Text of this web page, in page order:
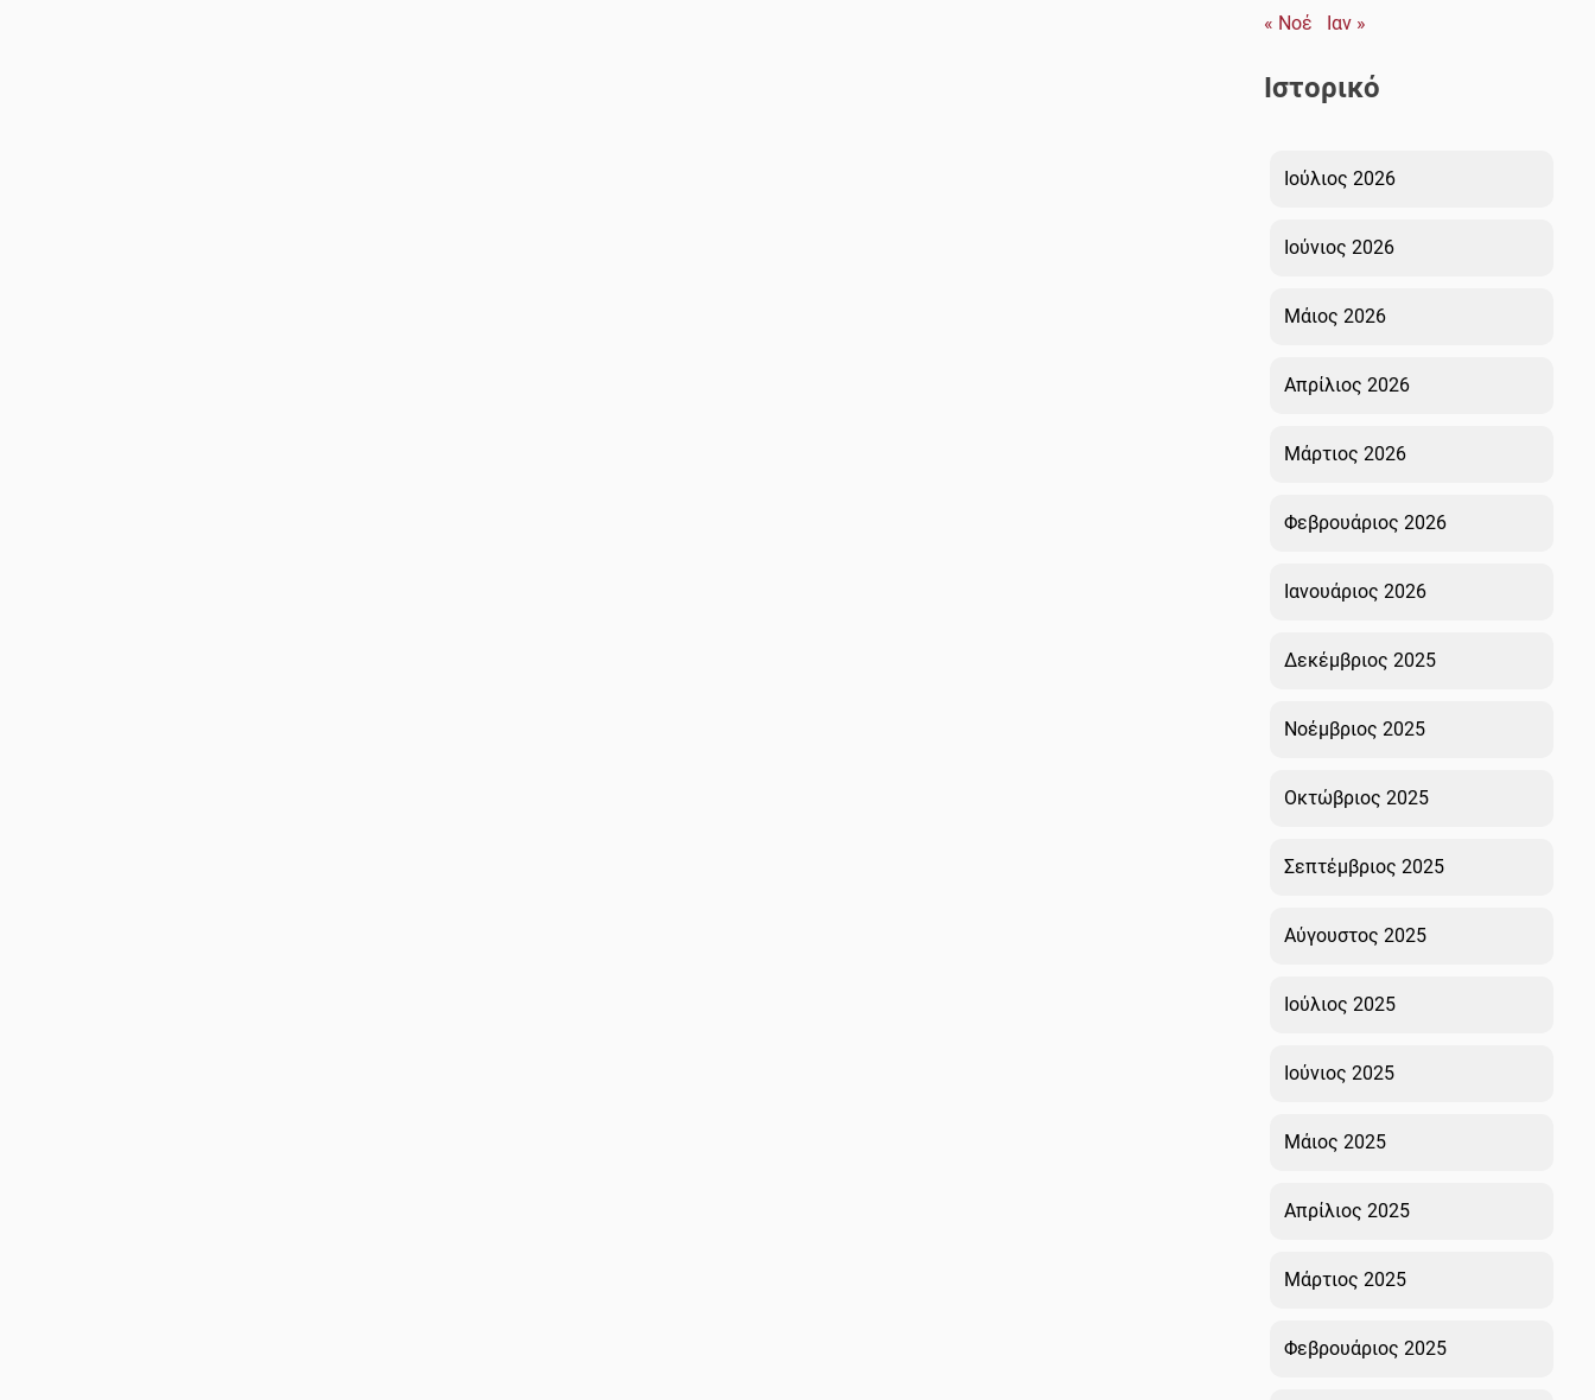
« Νοέ
Ιαν »
Ιστορικό
Ιούλιος 2026
Ιούνιος 2026
Μάιος 2026
Απρίλιος 2026
Μάρτιος 2026
Φεβρουάριος 2026
Ιανουάριος 2026
Δεκέμβριος 2025
Νοέμβριος 2025
Οκτώβριος 2025
Σεπτέμβριος 2025
Αύγουστος 2025
Ιούλιος 2025
Ιούνιος 2025
Μάιος 2025
Απρίλιος 2025
Μάρτιος 2025
Φεβρουάριος 2025